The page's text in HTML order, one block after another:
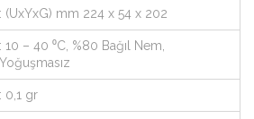
: (UxYxG) mm 224 x 54 x 202
: 10 – 40 ⁰C, %80 Bağıl Nem,
Yoğuşmasız
: 0,1 gr